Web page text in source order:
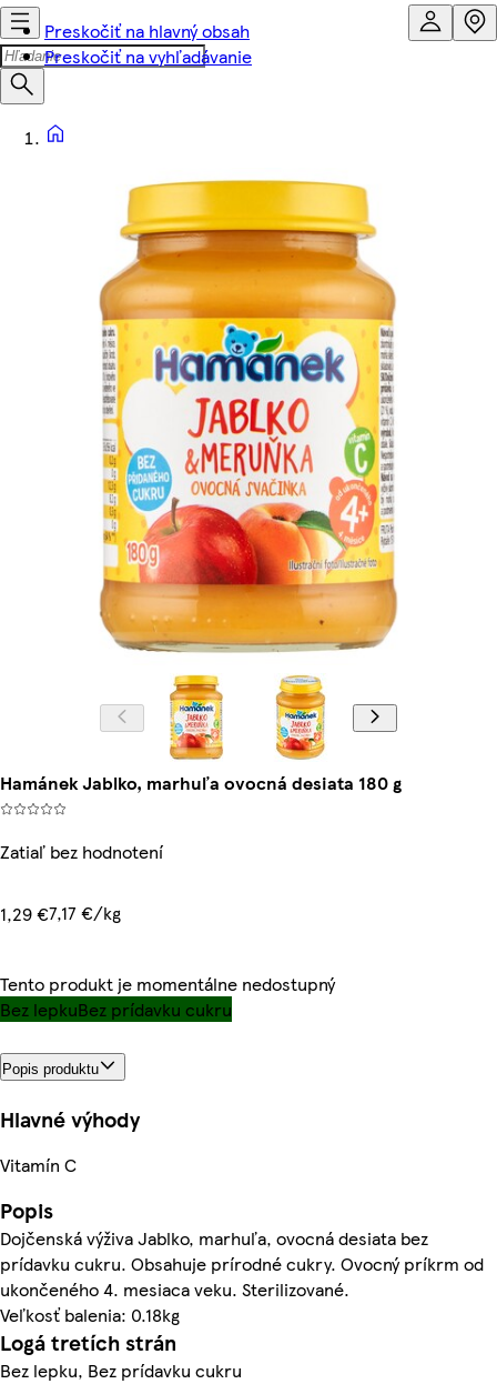
Preskočiť na hlavný obsah
Preskočiť na vyhľadávanie
Hamánek Jablko, marhuľa ovocná desiata 180 g
Zatiaľ bez hodnotení
1,29 €7,17 €/kg
Tento produkt je momentálne nedostupný
Bez lepkuBez prídavku cukru
Popis produktu
Hlavné výhody
Vitamín C
Popis
Dojčenská výživa Jablko, marhuľa, ovocná desiata bez
prídavku cukru. Obsahuje prírodné cukry. Ovocný príkrm od
ukončeného 4. mesiaca veku. Sterilizované.
Veľkosť balenia: 0.18kg
Logá tretích strán
Bez lepku, Bez prídavku cukru